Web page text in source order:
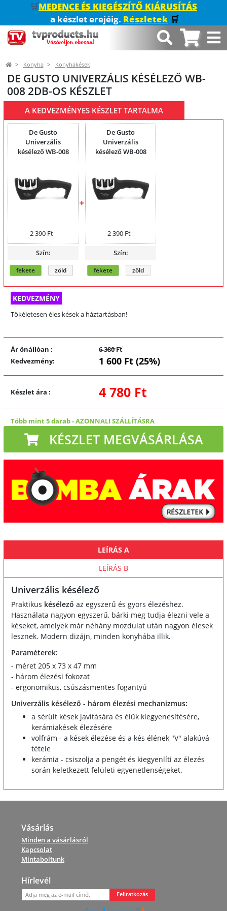
🛒MEDENCE ÉS KIEGÉSZÍTŐ KIÁRUSÍTÁS
a készlet erejéig. Részletek 🛒
Konyha Konyhakések
DE GUSTO UNIVERZÁLIS KÉSÉLEZŐ WB-
008 2DB-OS KÉSZLET
A KEDVEZMÉNYES KÉSZLET TARTALMA
De Gusto
Univerzális
késélező WB-008
2 390 Ft
Szín:
fekete zöld
De Gusto
Univerzális
késélező WB-008
2 390 Ft
Szín:
fekete zöld
KEDVEZMÉNY
Tökéletesen éles kések a háztartásban!
Ár önállóan :
6 380 Ft
Kedvezmény: 1 600 Ft (25%)
Készlet ára : 4 780 Ft
Több mint 5 darab-AZONNALI SZÁLLÍTÁSRA
KÉSZLET MEGVÁSÁRLÁSA
LEÍRÁS A
LEÍRÁS B
Univerzális késélező
Praktikus késélező az egyszerű és gyors élezéshez.
Használata nagyon egyszerű, bárki meg tudja élezni vele a
késeket, amelyek már néhány mozdulat után nagyon élesek
lesznek. Modern dizájn, minden konyhába illik.
Paraméterek:
- méret 205 x 73 x 47 mm
- három élezési fokozat
- ergonomikus, csúszásmentes fogantyú
Univerzális késélező - három élezési mechanizmus:
a sérült kések javítására és élük kiegyenesítésére,
kerámiakések élezésére
volfrám - a kések élezése és a kés élének "V" alakúvá
tétele
kerámia - csiszolja a pengét és kiegyenlíti az élezés
során keletkezett felületi egyenetlenségeket.
Vásárlás
Minden a vásárlásról
Kapcsolat
Mintaboltunk
Hírlevél
Feliratkozás